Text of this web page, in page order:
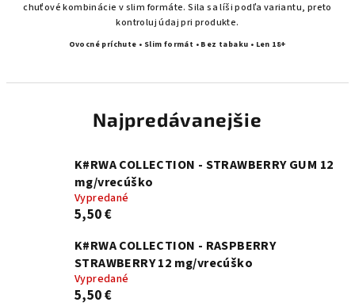
chuťové kombinácie v slim formáte. Sila sa líši podľa variantu, preto
kontroluj údaj pri produkte.
Ovocné príchute • Slim formát • Bez tabaku • Len 18+
Najpredávanejšie
K#RWA COLLECTION - STRAWBERRY GUM 12
mg/vrecúško
Vypredané
5,50 €
K#RWA COLLECTION - RASPBERRY
STRAWBERRY 12 mg/vrecúško
Vypredané
5,50 €